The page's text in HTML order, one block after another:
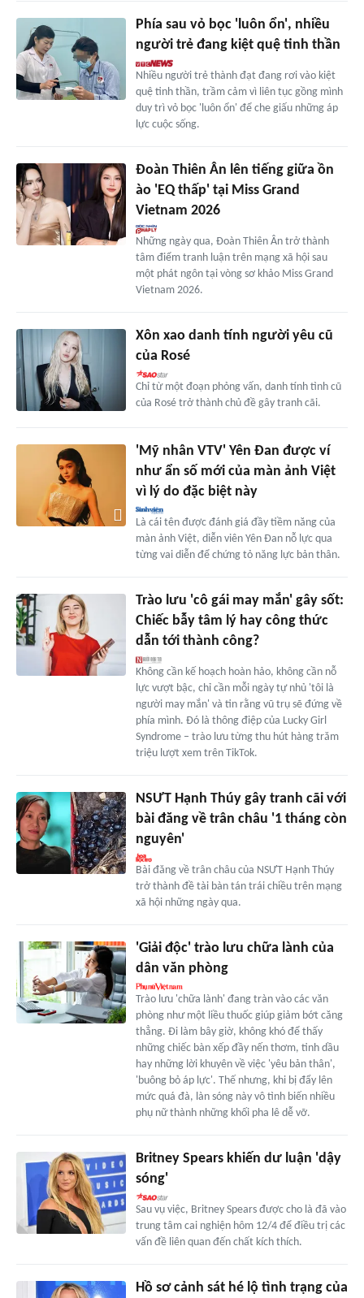
Phía sau vỏ bọc 'luôn ổn', nhiều
người trẻ đang kiệt quệ tinh thần
Nhiều người trẻ thành đạt đang rơi vào kiệt
quệ tinh thần, trầm cảm vì liên tục gồng mình
duy trì vỏ bọc 'luôn ổn' để che giấu những áp
lực cuộc sống.
Đoàn Thiên Ân lên tiếng giữa ồn
ào 'EQ thấp' tại Miss Grand
Vietnam 2026
Những ngày qua, Đoàn Thiên Ân trở thành
tâm điểm tranh luận trên mạng xã hội sau
một phát ngôn tại vòng sơ khảo Miss Grand
Vietnam 2026.
Xôn xao danh tính người yêu cũ
của Rosé
Chỉ từ một đoạn phỏng vấn, danh tính tình cũ
của Rosé trở thành chủ đề gây tranh cãi.
'Mỹ nhân VTV' Yên Đan được ví
như ẩn số mới của màn ảnh Việt
vì lý do đặc biệt này
Là cái tên được đánh giá đầy tiềm năng của
màn ảnh Việt, diễn viên Yên Đan nỗ lực qua
từng vai diễn để chứng tỏ năng lực bản thân.
Trào lưu 'cô gái may mắn' gây sốt:
Chiếc bẫy tâm lý hay công thức
dẫn tới thành công?
Không cần kế hoạch hoàn hảo, không cần nỗ
lực vượt bậc, chỉ cần mỗi ngày tự nhủ 'tôi là
người may mắn' và tin rằng vũ trụ sẽ đứng về
phía mình. Đó là thông điệp của Lucky Girl
Syndrome – trào lưu từng thu hút hàng trăm
triệu lượt xem trên TikTok.
NSƯT Hạnh Thúy gây tranh cãi với
bài đăng về trân châu '1 tháng còn
nguyên'
Bài đăng về trân châu của NSƯT Hạnh Thúy
trở thành đề tài bàn tán trái chiều trên mạng
xã hội những ngày qua.
'Giải độc' trào lưu chữa lành của
dân văn phòng
Trào lưu 'chữa lành' đang tràn vào các văn
phòng như một liều thuốc giúp giảm bớt căng
thẳng. Đi làm bây giờ, không khó để thấy
những chiếc bàn xếp đầy nến thơm, tinh dầu
hay những lời khuyên về việc 'yêu bản thân',
'buông bỏ áp lực'. Thế nhưng, khi bị đẩy lên
mức quá đà, làn sóng này vô tình biến nhiều
phụ nữ thành những khối pha lê dễ vỡ.
Britney Spears khiến dư luận 'dậy
sóng'
Sau vụ việc, Britney Spears được cho là đã vào
trung tâm cai nghiện hôm 12/4 để điều trị các
vấn đề liên quan đến chất kích thích.
Hồ sơ cảnh sát hé lộ tình trạng của